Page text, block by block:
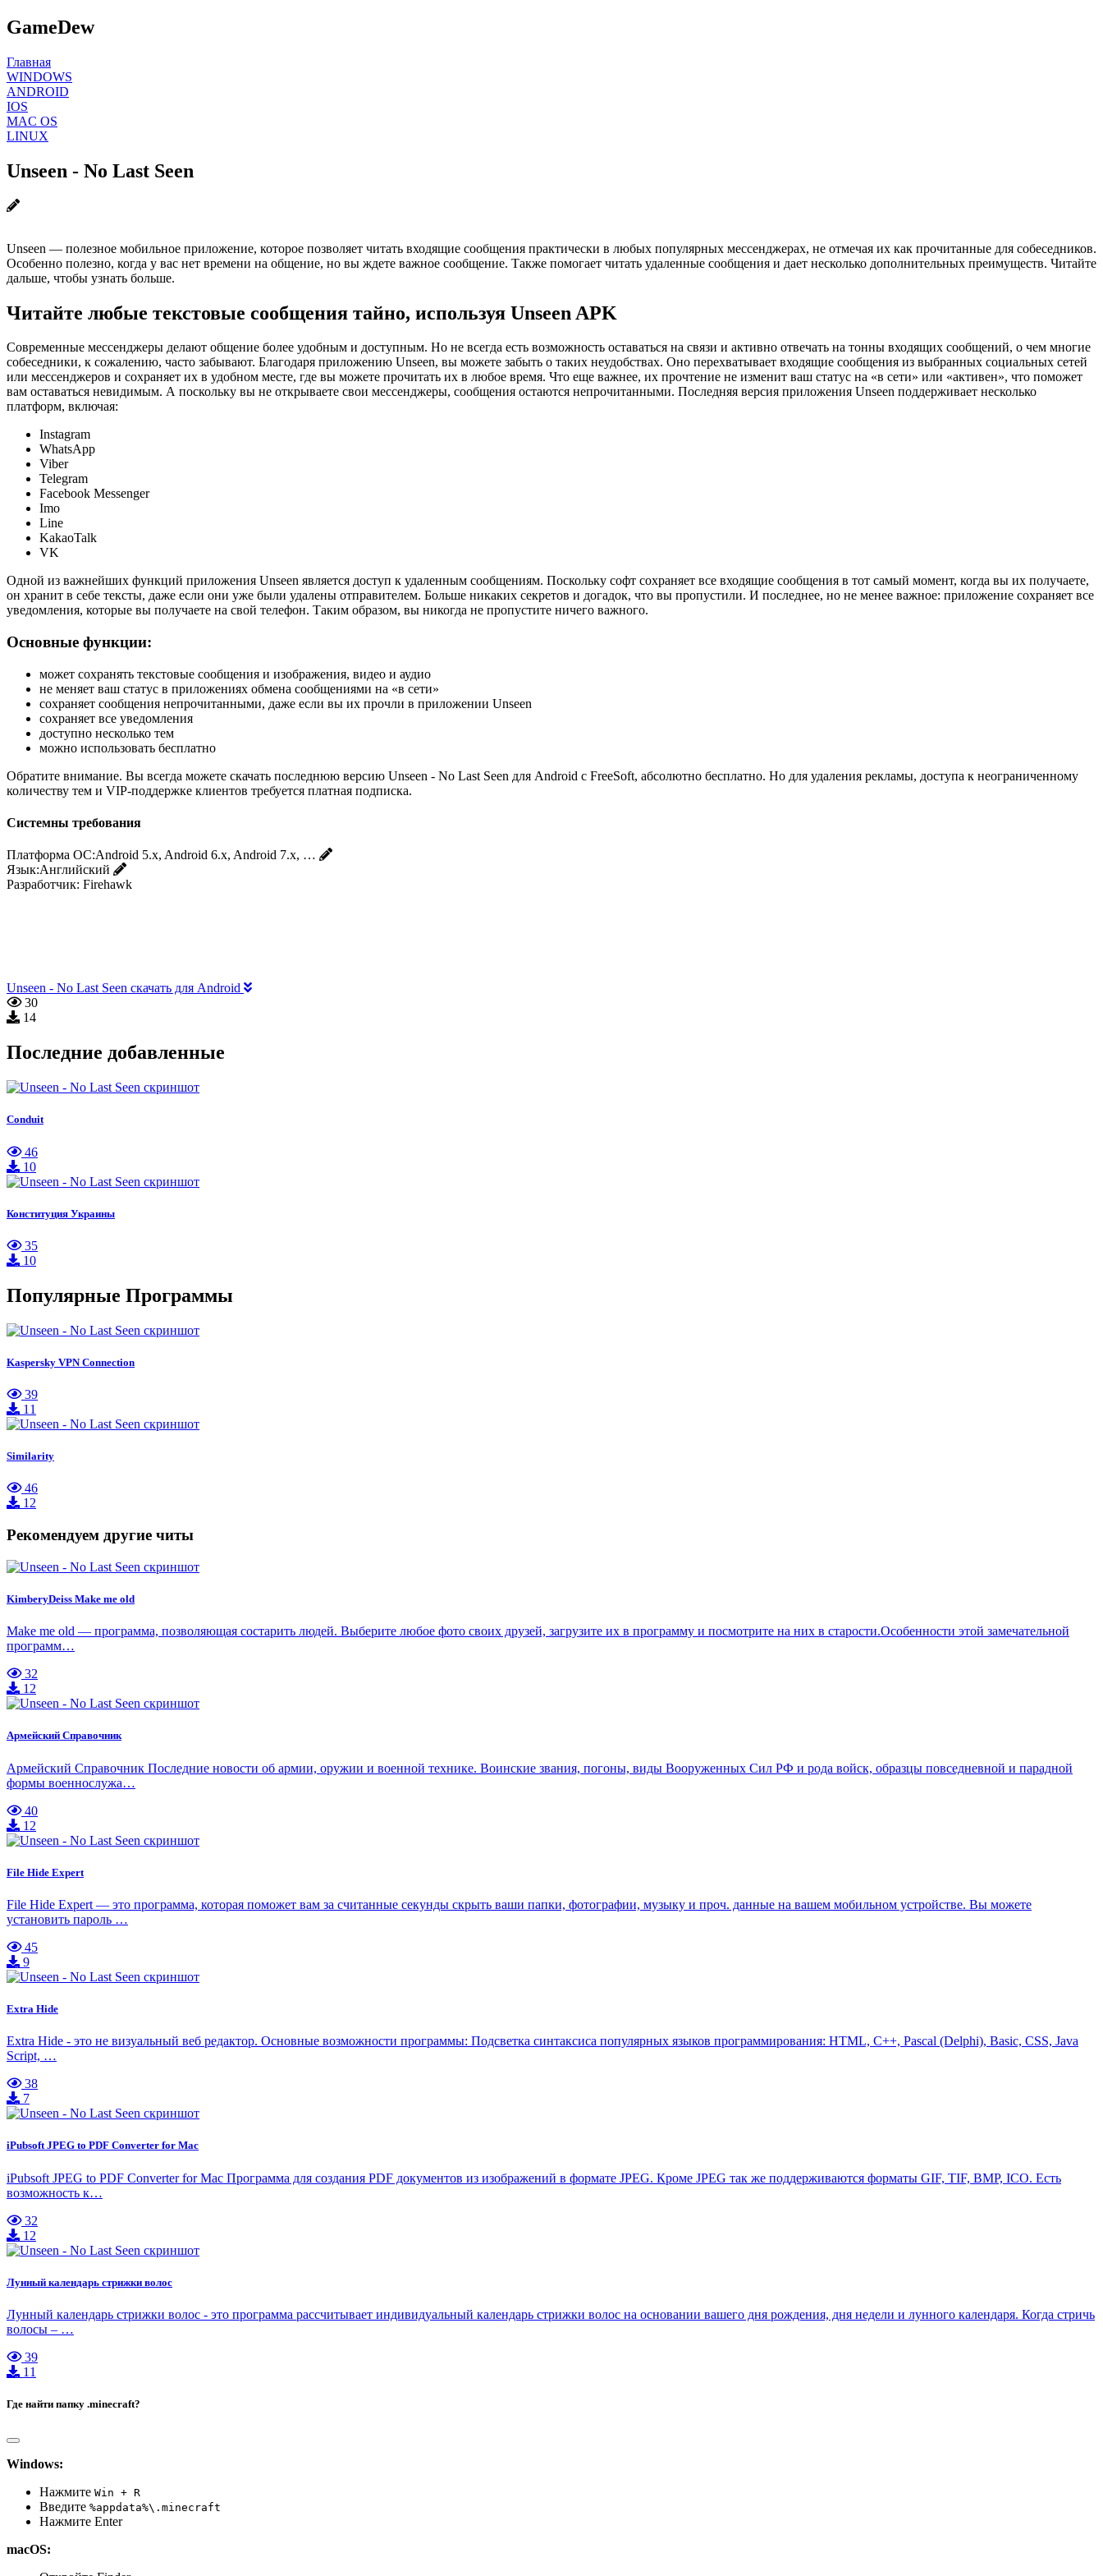
GameDew
Главная
WINDOWS
ANDROID
IOS
MAC OS
LINUX
Unseen - No Last Seen
Unseen — полезное мобильное приложение, которое позволяет читать входящие сообщения практически в любых популярных мессенджерах, не отмечая их как прочитанные для собеседников.
Особенно полезно, когда у вас нет времени на общение, но вы ждете важное сообщение. Также помогает читать удаленные сообщения и дает несколько дополнительных преимуществ. Читайте
дальше, чтобы узнать больше.
Читайте любые текстовые сообщения тайно, используя Unseen APK
Современные мессенджеры делают общение более удобным и доступным. Но не всегда есть возможность оставаться на связи и активно отвечать на тонны входящих сообщений, о чем многие
собеседники, к сожалению, часто забывают. Благодаря приложению Unseen, вы можете забыть о таких неудобствах. Оно перехватывает входящие сообщения из выбранных социальных сетей
или мессенджеров и сохраняет их в удобном месте, где вы можете прочитать их в любое время. Что еще важнее, их прочтение не изменит ваш статус на «в сети» или «активен», что поможет
вам оставаться невидимым. А поскольку вы не открываете свои мессенджеры, сообщения остаются непрочитанными. Последняя версия приложения Unseen поддерживает несколько
платформ, включая:
Instagram
WhatsApp
Viber
Telegram
Facebook Messenger
Imo
Line
KakaoTalk
VK
Одной из важнейших функций приложения Unseen является доступ к удаленным сообщениям. Поскольку софт сохраняет все входящие сообщения в тот самый момент, когда вы их получаете,
он хранит в себе тексты, даже если они уже были удалены отправителем. Больше никаких секретов и догадок, что вы пропустили. И последнее, но не менее важное: приложение сохраняет все
уведомления, которые вы получаете на свой телефон. Таким образом, вы никогда не пропустите ничего важного.
Основные функции:
может сохранять текстовые сообщения и изображения, видео и аудио
не меняет ваш статус в приложениях обмена сообщениями на «в сети»
сохраняет сообщения непрочитанными, даже если вы их прочли в приложении Unseen
сохраняет все уведомления
доступно несколько тем
можно использовать бесплатно
Обратите внимание. Вы всегда можете скачать последнюю версию Unseen - No Last Seen для Android с FreeSoft, абсолютно бесплатно. Но для удаления рекламы, доступа к неограниченному
количеству тем и VIP-поддержке клиентов требуется платная подписка.
Системны требования
Платформа ОС:Android 5.x, Android 6.x, Android 7.x, …
Язык:Английский
Разработчик: Firehawk
Unseen - No Last Seen скачать для Android
30
14
Последние добавленные
Conduit
46
10
Конституция Украины
35
10
Популярные Программы
Kaspersky VPN Connection
39
11
Similarity
46
12
Рекомендуем другие читы
KimberyDeiss Make me old
Make me old — программа, позволяющая состарить людей. Выберите любое фото своих друзей, загрузите их в программу и посмотрите на них в старости.Особенности этой замечательной
программ…
32
12
Армейский Справочник
Армейский Справочник Последние новости об армии, оружии и военной технике. Воинские звания, погоны, виды Вооруженных Сил РФ и рода войск, образцы повседневной и парадной
формы военнослужа…
40
12
File Hide Expert
File Hide Expert — это программа, которая поможет вам за считанные секунды скрыть ваши папки, фотографии, музыку и проч. данные на вашем мобильном устройстве. Вы можете
установить пароль …
45
9
Extra Hide
Extra Hide - это не визуальный веб редактор. Основные возможности программы: Подсветка синтаксиса популярных языков программирования: HTML, C++, Pascal (Delphi), Basic, CSS, Java
Script, …
38
7
iPubsoft JPEG to PDF Converter for Mac
iPubsoft JPEG to PDF Converter for Mac Программа для создания PDF документов из изображений в формате JPEG. Кроме JPEG так же поддерживаются форматы GIF, TIF, BMP, ICO. Есть
возможность к…
32
12
Лунный календарь стрижки волос
Лунный календарь стрижки волос - это программа рассчитывает индивидуальный календарь стрижки волос на основании вашего дня рождения, дня недели и лунного календаря. Когда стричь
волосы – …
39
11
Где найти папку .minecraft?
Windows:
Нажмите Win + R
Введите %appdata%\.minecraft
Нажмите Enter
macOS: